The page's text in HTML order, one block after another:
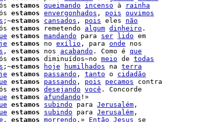
estamos queimando incenso à
rainha
estamos envergonhados , pois ouvimos
;~estamos cansados , pois eles não
estamos remetendo algum dinheiro .
estamos mandando para ser lido em
estamos no exílio , para onde nos
, estamos nos acabando . Como é que
estamos diminuídos~no meio de todas
;~estamos hoje humilhados na terra
estamos passando , tanto o cidadão
estamos passando , pois pecamos contra
estamos desejando você . Concorde
estamos afundando
estamos subindo para Jerusalém ,
estamos subindo para Jerusalém ,
, estamos morrendo .» Então Jesus se